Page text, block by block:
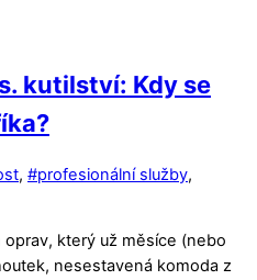
kutilství: Kdy se
, #profesionální služby,
který už měsíce (nebo
nesestavená komoda z